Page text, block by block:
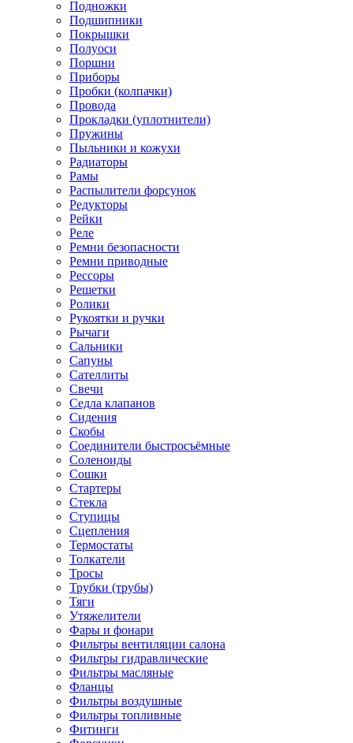
Подножки
Подшипники
Покрышки
Полуоси
Поршни
Приборы
Пробки (колпачки)
Провода
Прокладки (уплотнители)
Пружины
Пыльники и кожухи
Радиаторы
Рамы
Распылители форсунок
Редукторы
Рейки
Реле
Ремни безопасности
Ремни приводные
Рессоры
Решетки
Ролики
Рукоятки и ручки
Рычаги
Сальники
Сапуны
Сателлиты
Свечи
Седла клапанов
Сидения
Скобы
Соединители быстросъёмные
Соленоиды
Сошки
Стартеры
Стекла
Ступицы
Сцепления
Термостаты
Толкатели
Тросы
Трубки (трубы)
Тяги
Утяжелители
Фары и фонари
Фильтры вентиляции салона
Фильтры гидравлические
Фильтры масляные
Фланцы
Фильтры воздушные
Фильтры топливные
Фитинги